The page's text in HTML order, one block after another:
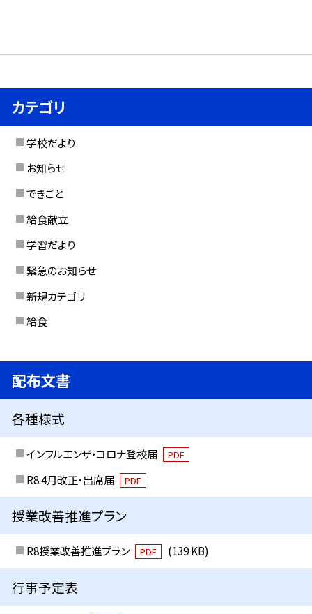
カテゴリ
学校だより
お知らせ
できごと
給食献立
学習だより
緊急のお知らせ
新規カテゴリ
給食
配布文書
各種様式
インフルエンザ・コロナ登校届 PDF
R8.4月改正・出席届 PDF
授業改善推進プラン
R8授業改善推進プラン PDF (139 KB)
行事予定表